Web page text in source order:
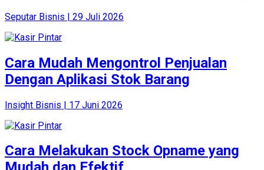
Seputar Bisnis | 29 Juli 2026
Cara Mudah Mengontrol Penjualan
Dengan Aplikasi Stok Barang
Insight Bisnis | 17 Juni 2026
Cara Melakukan Stock Opname yang